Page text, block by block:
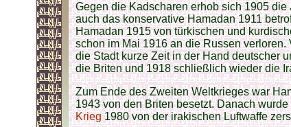
Gegen die Kadscharen erhob sich 1905
auch das konservative Hamadan 1911
Hamadan 1915 von türkischen und
schon im Mai 1916 an die Russen
die Stadt kurze Zeit in der Hand deutscher
die Briten und 1918 schließlich wieder die
Zum Ende des Zweiten Weltkrieges war
1943 von den Briten besetzt. Danach
Krieg1980 von der irakischen Luftwaffe